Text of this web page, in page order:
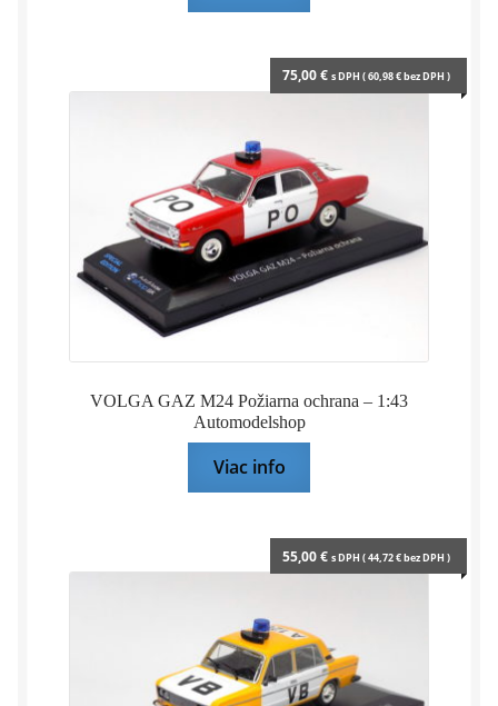
VOLGA GAZ M24 Požiarna ochrana – 1:43
Automodelshop
75,00€ s DPH (60,98€bez DPH )
Viac info
55,00€ s DPH (44,72€bez DPH )